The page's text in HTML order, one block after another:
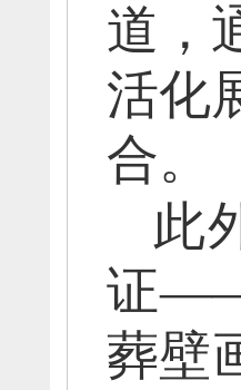
道，
活化
合。
此
证——
葬壁